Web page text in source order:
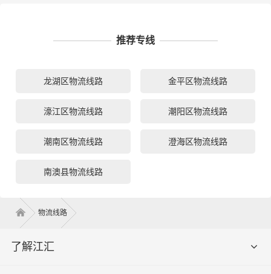
推荐专线
龙湖区物流线路 金平区物流线路
濠江区物流线路 潮阳区物流线路
潮南区物流线路 澄海区物流线路
南澳县物流线路
物流线路
了解江汇